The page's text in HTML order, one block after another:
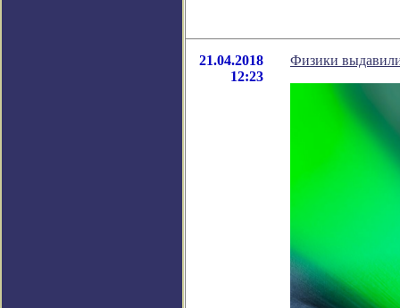
21.04.2018
12:23
Физики